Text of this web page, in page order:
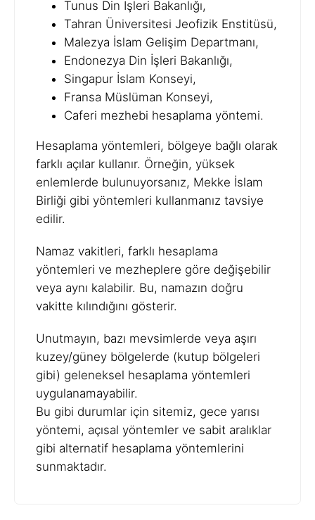
Tunus Din İşleri Bakanlığı,
Tahran Üniversitesi Jeofizik Enstitüsü,
Malezya İslam Gelişim Departmanı,
Endonezya Din İşleri Bakanlığı,
Singapur İslam Konseyi,
Fransa Müslüman Konseyi,
Caferi mezhebi hesaplama yöntemi.
Hesaplama yöntemleri, bölgeye bağlı olarak
farklı açılar kullanır. Örneğin, yüksek
enlemlerde bulunuyorsanız, Mekke İslam
Birliği gibi yöntemleri kullanmanız tavsiye
edilir.
Namaz vakitleri, farklı hesaplama
yöntemleri ve mezheplere göre değişebilir
veya aynı kalabilir. Bu, namazın doğru
vakitte kılındığını gösterir.
Unutmayın, bazı mevsimlerde veya aşırı
kuzey/güney bölgelerde (kutup bölgeleri
gibi) geleneksel hesaplama yöntemleri
uygulanamayabilir.
Bu gibi durumlar için sitemiz, gece yarısı
yöntemi, açısal yöntemler ve sabit aralıklar
gibi alternatif hesaplama yöntemlerini
sunmaktadır.